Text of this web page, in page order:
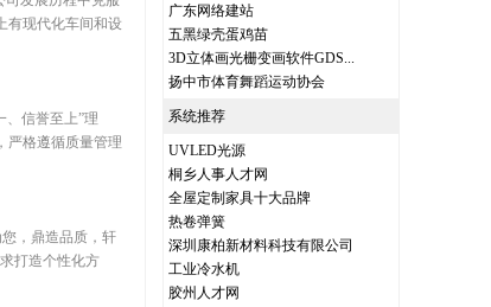
有现代化车间和设
、信誉至上”理
严格遵循质量管理
，鼎造品质，轩
打造个性化方
广东网络建站
五黑绿壳蛋鸡苗
3D立体画光栅变画软件GDS...
扬中市体育舞蹈运动协会
系统推荐
UVLED光源
桐乡人事人才网
全屋定制家具十大品牌
热卷弹簧
深圳康柏新材料科技有限公司
工业冷水机
胶州人才网